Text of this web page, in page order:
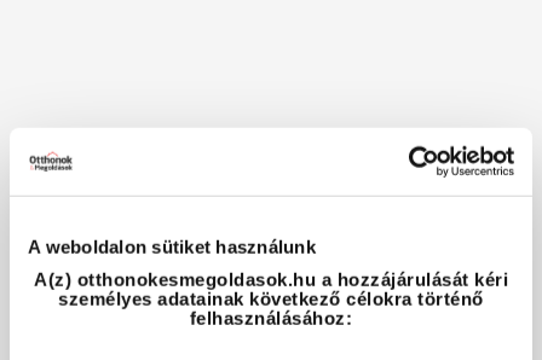
A weboldalon sütiket használunk
A(z) otthonokesmegoldasok.hu a hozzájárulását kéri
személyes adatainak következő célokra történő
felhasználásához: